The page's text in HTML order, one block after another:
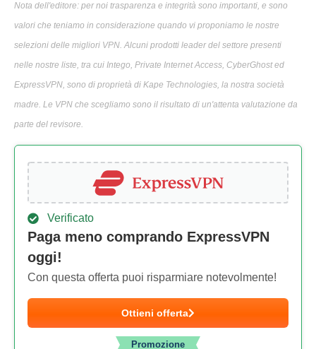
Nota dell'editore: per noi trasparenza e integrità sono importanti, e sono
valori che teniamo in considerazione quando vi proponiamo le nostre
selezioni delle migliori VPN. Alcuni prodotti leader del settore presenti
nelle nostre liste, tra cui Intego, Private Internet Access, CyberGhost ed
ExpressVPN, sono di proprietà di Kape Technologies, la nostra società
madre. Le VPN che scegliamo sono il risultato di un'attenta valutazione da
parte del revisore.
Verificato
Paga meno comprando ExpressVPN
oggi!
Con questa offerta puoi risparmiare notevolmente!
Ottieni offerta
Promozione